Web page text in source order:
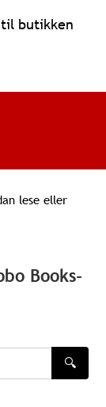
butikken
lese eller
Books-
🔍